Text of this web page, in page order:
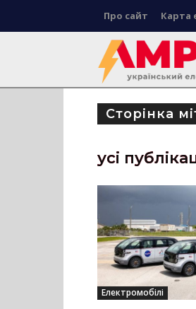
Про сайт Карта
Сторінка
усі
Електромобілі